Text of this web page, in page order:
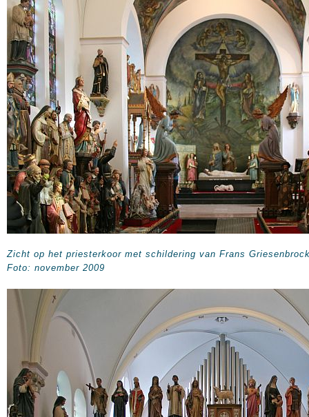
Zicht op het priesterkoor met schildering van Frans
Foto: november 2009